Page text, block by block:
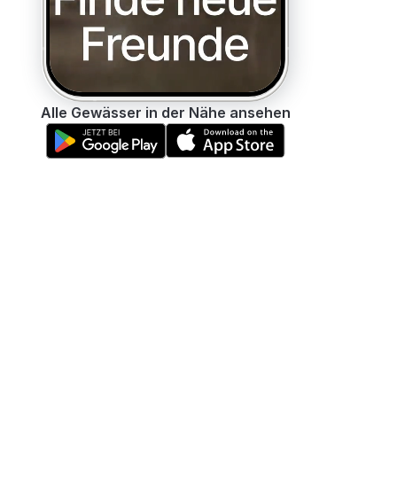
Alle Gewässer in der Nähe ansehen